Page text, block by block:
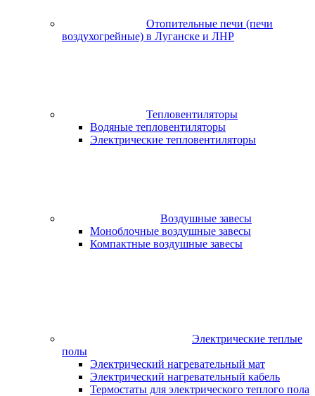
Отопительные печи (печи
воздухогрейные) в Луганске и ЛНР
Тепловентиляторы
Водяные тепловентиляторы
Электрические тепловентиляторы
Воздушные завесы
Моноблочные воздушные завесы
Компактные воздушные завесы
Электрические теплые
полы
Электрический нагревательный мат
Электрический нагревательный кабель
Термостаты для электрического теплого пола